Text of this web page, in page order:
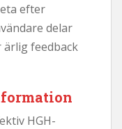
efter
delar
feedback
HGH-